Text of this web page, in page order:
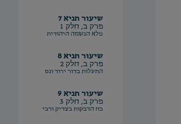
שיעור תניא 7
פרק ב, חלק 1
פלא הנשמה היהודית
שיעור תניא 8
פרק ב, חלק 2
התעלות בדור ירוד וגס
שיעור תניא 9
פרק ב, חלק 3
כח הדבקות בצדיק ורבי